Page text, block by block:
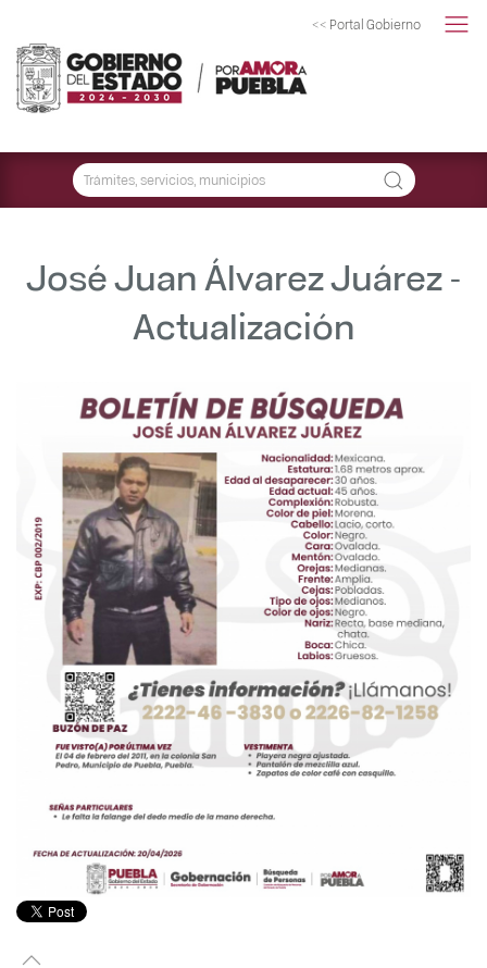
<< Portal Gobierno
José Juan Álvarez Juárez -
Actualización